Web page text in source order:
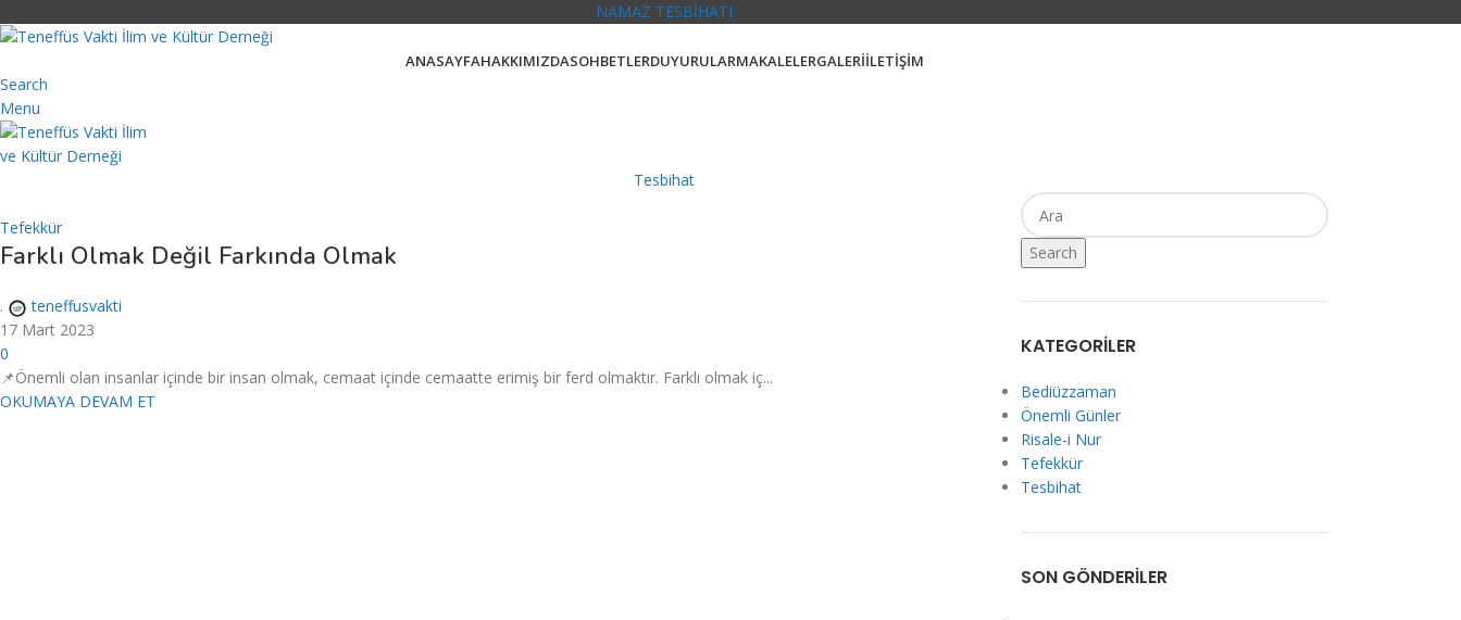
NAMAZ TESBİHATI
ANASAYFAHAKKIMIZDASOHBETLERDUYURULARMAKALELERGALERİİLETİŞİM
Search
Menu
Tesbihat
Tefekkür
Farklı Olmak Değil Farkında Olmak
.
teneffusvakti
17 Mart 2023
0
📌Önemli olan insanlar içinde bir insan olmak, cemaat içinde cemaatte erimiş bir ferd olmaktır. Farklı olmak iç...
OKUMAYA DEVAM ET
Search
KATEGORILER
Bediüzzaman
Önemli Günler
Risale-i Nur
Tefekkür
Tesbihat
SON GÖNDERILER